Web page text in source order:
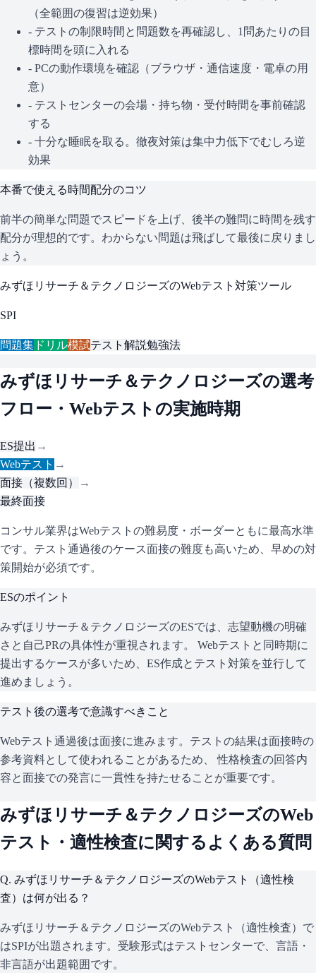
（全範囲の復習は逆効果）
- テストの制限時間と問題数を再確認し、1問あたりの目
標時間を頭に入れる
- PCの動作環境を確認（ブラウザ・通信速度・電卓の用
意）
- テストセンターの会場・持ち物・受付時間を事前確認
する
- 十分な睡眠を取る。徹夜対策は集中力低下でむしろ逆
効果
本番で使える時間配分のコツ
前半の簡単な問題でスピードを上げ、後半の難問に時間を残す
配分が理想的です。わからない問題は飛ばして最後に戻りまし
ょう。
みずほリサーチ＆テクノロジーズのWebテスト対策ツール
SPI
問題集 ドリル模試テスト解説勉強法
みずほリサーチ＆テクノロジーズの選考
フロー・Webテストの実施時期
ES提出 →
Webテスト →
面接（複数回）
→
最終面接
コンサル業界はWebテストの難易度・ボーダーともに最高水準
です。テスト通過後のケース面接の難度も高いため、早めの対
策開始が必須です。
ESのポイント
みずほリサーチ＆テクノロジーズのESでは、志望動機の明確
さと自己PRの具体性が重視されます。 Webテストと同時期に
提出するケースが多いため、ES作成とテスト対策を並行して
進めましょう。
テスト後の選考で意識すべきこと
Webテスト通過後は面接に進みます。テストの結果は面接時の
参考資料として使われることがあるため、 性格検査の回答内
容と面接での発言に一貫性を持たせることが重要です。
みずほリサーチ＆テクノロジーズのWeb
テスト・適性検査に関するよくある質問
Q. みずほリサーチ＆テクノロジーズのWebテスト（適性検
査）は何が出る？
みずほリサーチ＆テクノロジーズのWebテスト（適性検査）で
はSPIが出題されます。受験形式はテストセンターで、言語・
非言語が出題範囲です。